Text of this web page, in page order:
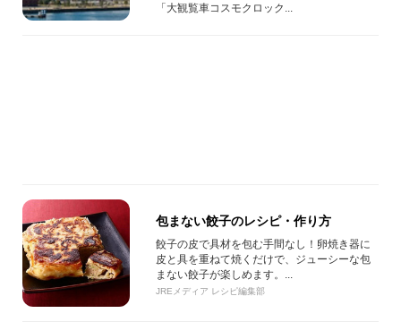
「大観覧車コスモクロック...
包まない餃子のレシピ・作り方
餃子の皮で具材を包む手間なし！卵焼き器に
皮と具を重ねて焼くだけで、ジューシーな包
まない餃子が楽しめます。...
JREメディア レシピ編集部